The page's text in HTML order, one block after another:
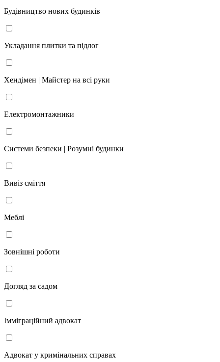
Будівництво нових будинків
Укладання плитки та підлог
Хендімен | Майстер на всі руки
Електромонтажники
Системи безпеки | Розумні будинки
Вивіз сміття
Меблі
Зовнішні роботи
Догляд за садом
Імміграційний адвокат
Адвокат у кримінальних справах